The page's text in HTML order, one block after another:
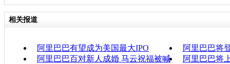
相关报道
阿里巴巴有望成为美国最大IPO
阿里巴巴将
阿里巴巴百对新人成婚 马云祝福被喊
阿里巴巴将